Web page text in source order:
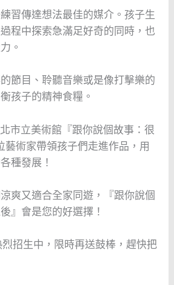
習傳達想法最佳的媒介。孩子生
程中探索急滿足好奇的同時，也
。
節目、聆聽音樂或是像打擊樂的
孩子的精神食糧。
市立美術館『跟你說個故事：很
藝術家帶領孩子們走進作品，用
種發展！
爽又適合全家同遊，『跟你說個
』會是您的好選擇！
招生中，限時再送鼓棒，趕快把